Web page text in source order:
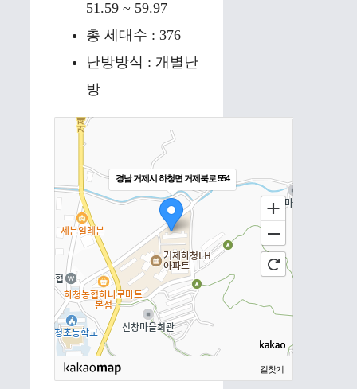
51.59 ~ 59.97
총 세대수 : 376
난방방식 : 개별난
방
경남 거제시 하청면 거제북로 554
길찾기